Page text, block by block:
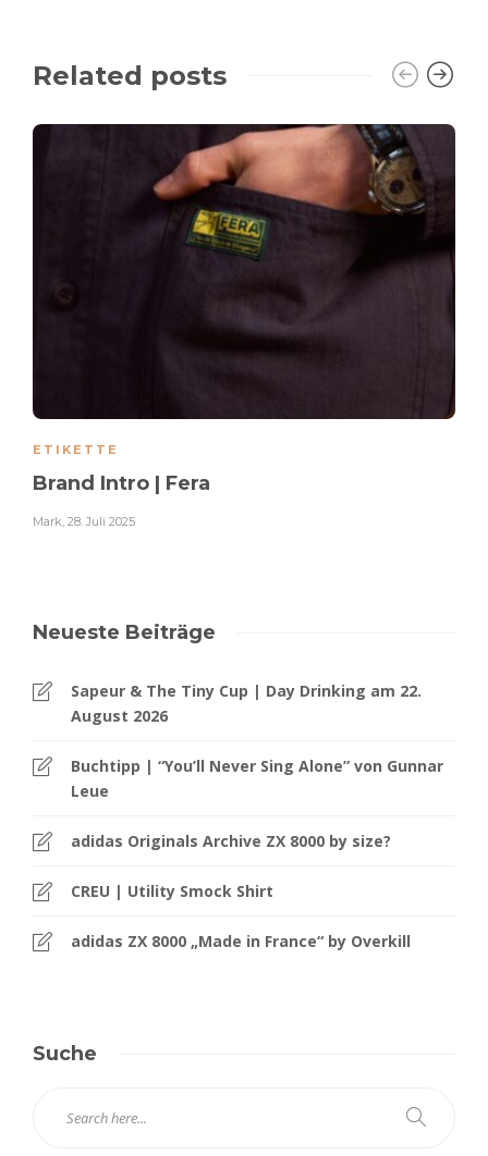
Related posts
ETIKETTE
Brand Intro | Fera
Mark, 28. Juli 2025
Neueste Beiträge
Sapeur & The Tiny Cup | Day Drinking am 22.
August 2026
Buchtipp | “You’ll Never Sing Alone” von Gunnar
Leue
adidas Originals Archive ZX 8000 by size?
CREU | Utility Smock Shirt
adidas ZX 8000 „Made in France“ by Overkill
Suche